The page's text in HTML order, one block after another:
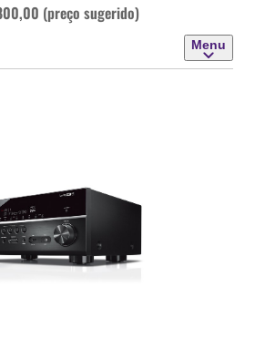
(preço sugerido)
Menu